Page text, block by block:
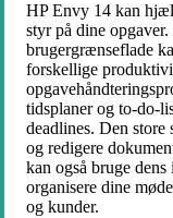
HP Envy 14 kan
styr på dine
brugergrænseflade
forskellige
tidsplaner og to-do-
deadlines. Den
og redigere
kan også bruge
organisere dine
og kunder.